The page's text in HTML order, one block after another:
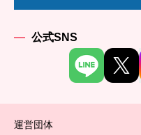
公式SNS
運営団体